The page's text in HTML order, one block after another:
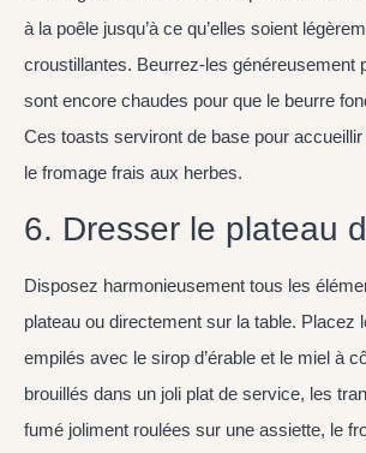
à la poêle jusqu’à ce qu’elles soient
croustillantes. Beurrez-les généreusement
sont encore chaudes pour que le beurre
Ces toasts serviront de base pour
le fromage frais aux herbes.
6. Dresser le plateau
Disposez harmonieusement tous les
plateau ou directement sur la table. Placez
empilés avec le sirop d’érable et le miel à
brouillés dans un joli plat de service, les
fumé joliment roulées sur une assiette, le